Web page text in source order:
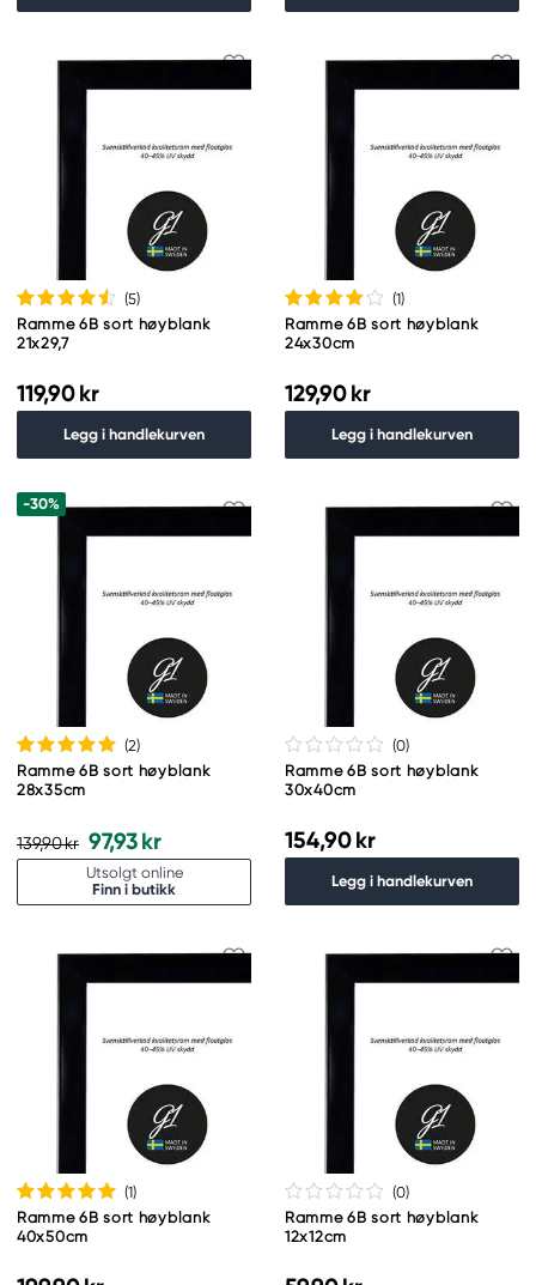
(5)
Ramme 6B sort høyblank
21x29,7
119,90 kr
Legg i handlekurven
(1)
Ramme 6B sort høyblank
24x30cm
129,90 kr
Legg i handlekurven
-30%
(2)
Ramme 6B sort høyblank
28x35cm
139,90 kr 97,93 kr
Utsolgt online
Finn i butikk
(0)
Ramme 6B sort høyblank
30x40cm
154,90 kr
Legg i handlekurven
(1)
Ramme 6B sort høyblank
40x50cm
(0)
Ramme 6B sort høyblank
12x12cm